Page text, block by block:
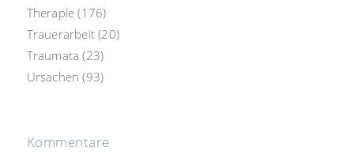
Therapie (176)
Trauerarbeit (20)
Traumata (23)
Ursachen (93)
Kommentare